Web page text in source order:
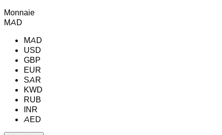
Monnaie
MAD
MAD
USD
GBP
EUR
SAR
KWD
RUB
INR
AED